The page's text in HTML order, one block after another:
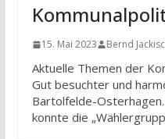
15. Mai 2023 Bernd
Aktuelle Themen der
Gut besuchter und
Bartolfelde-
konnte die